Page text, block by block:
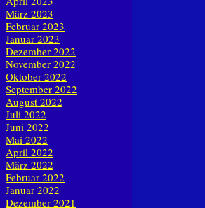
März 2023
Februar 2023
Januar 2023
Dezember 2022
November 2022
Oktober 2022
September 2022
August 2022
Juli 2022
Juni 2022
Mai 2022
April 2022
März 2022
Februar 2022
Januar 2022
Dezember 2021